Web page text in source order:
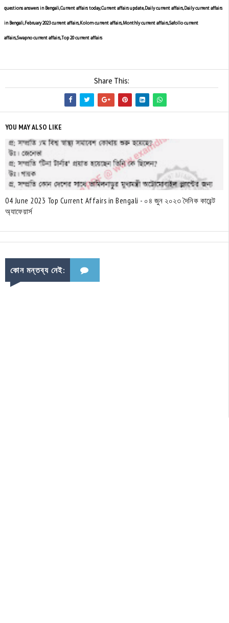
questions answers in Bengali,Current affairs today,Current affairs update,Daily current affairs,Daily current affairs
in Bengali,February 2023 current affairs,Kolom current affairs,Monthly current affairs,Safollo current
affairs,Swapno current affairs,Top 20 current affairs
Share This:
YOU MAY ALSO LIKE
04 June 2023 Top Current Affairs in Bengali - ০৪ জুন ২০২৩ দৈনিক কারেন্ট
অ্যাফেয়ার্স
কোন মন্তব্য নেই: